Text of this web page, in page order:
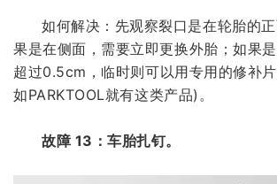
如何解决：先观察裂口是在轮胎的
果是在侧面，需要立即更换外胎；如果
超过0.5cm，临时则可以用专用的修补
如PARKTOOL就有这类产品)。
故障 13：车胎扎钉。